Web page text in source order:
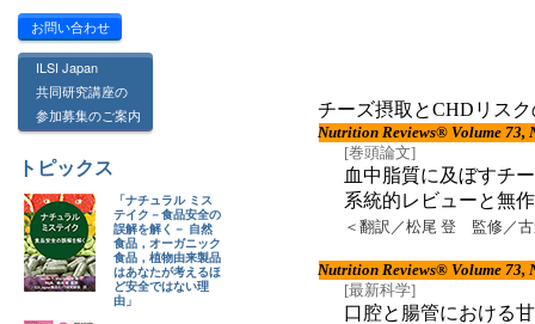
お問い合わせ
ILSI Japan
共同研究講座の
参加募集のご案内
トピックス
「ナチュラル ミス
テイク－食品安全の
誤解を解く－ 自然
食品，オーガニック
食品，植物由来製品
はあなたが考えるほ
ど安全ではない理
由」
チーズ摂取とCHDリス
Nutrition Reviews® Volume 73,
[巻頭論文]
血中脂質に及ぼすチ
系統的レビューと無
＜翻訳／松尾 登 監修／
Nutrition Reviews® Volume 73,
[最新科学]
口腔と腸管における